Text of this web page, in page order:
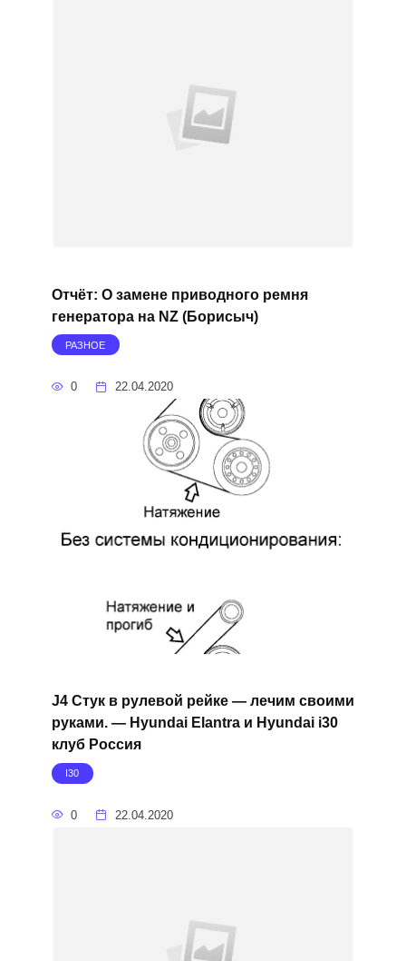
Отчёт: О замене приводного ремня
генератора на NZ (Борисыч)
РАЗНОЕ
0 22.04.2020
J4 Стук в рулевой рейке — лечим своими
руками. — Hyundai Elantra и Hyundai i30
клуб Россия
I30
0 22.04.2020